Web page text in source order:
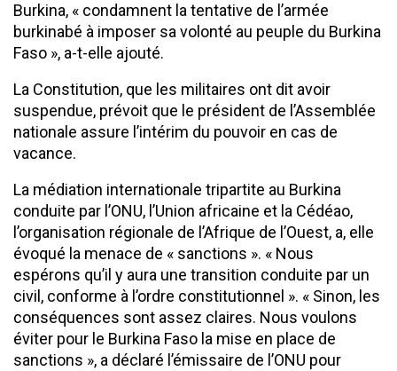
Burkina, « condamnent la tentative de l’armée
burkinabé à imposer sa volonté au peuple du Burkina
Faso », a-t-elle ajouté.
La Constitution, que les militaires ont dit avoir
suspendue, prévoit que le président de l’Assemblée
nationale assure l’intérim du pouvoir en cas de
vacance.
La médiation internationale tripartite au Burkina
conduite par l’ONU, l’Union africaine et la Cédéao,
l’organisation régionale de l’Afrique de l’Ouest, a, elle
évoqué la menace de « sanctions ». « Nous
espérons qu’il y aura une transition conduite par un
civil, conforme à l’ordre constitutionnel ». « Sinon, les
conséquences sont assez claires. Nous voulons
éviter pour le Burkina Faso la mise en place de
sanctions », a déclaré l’émissaire de l’ONU pour